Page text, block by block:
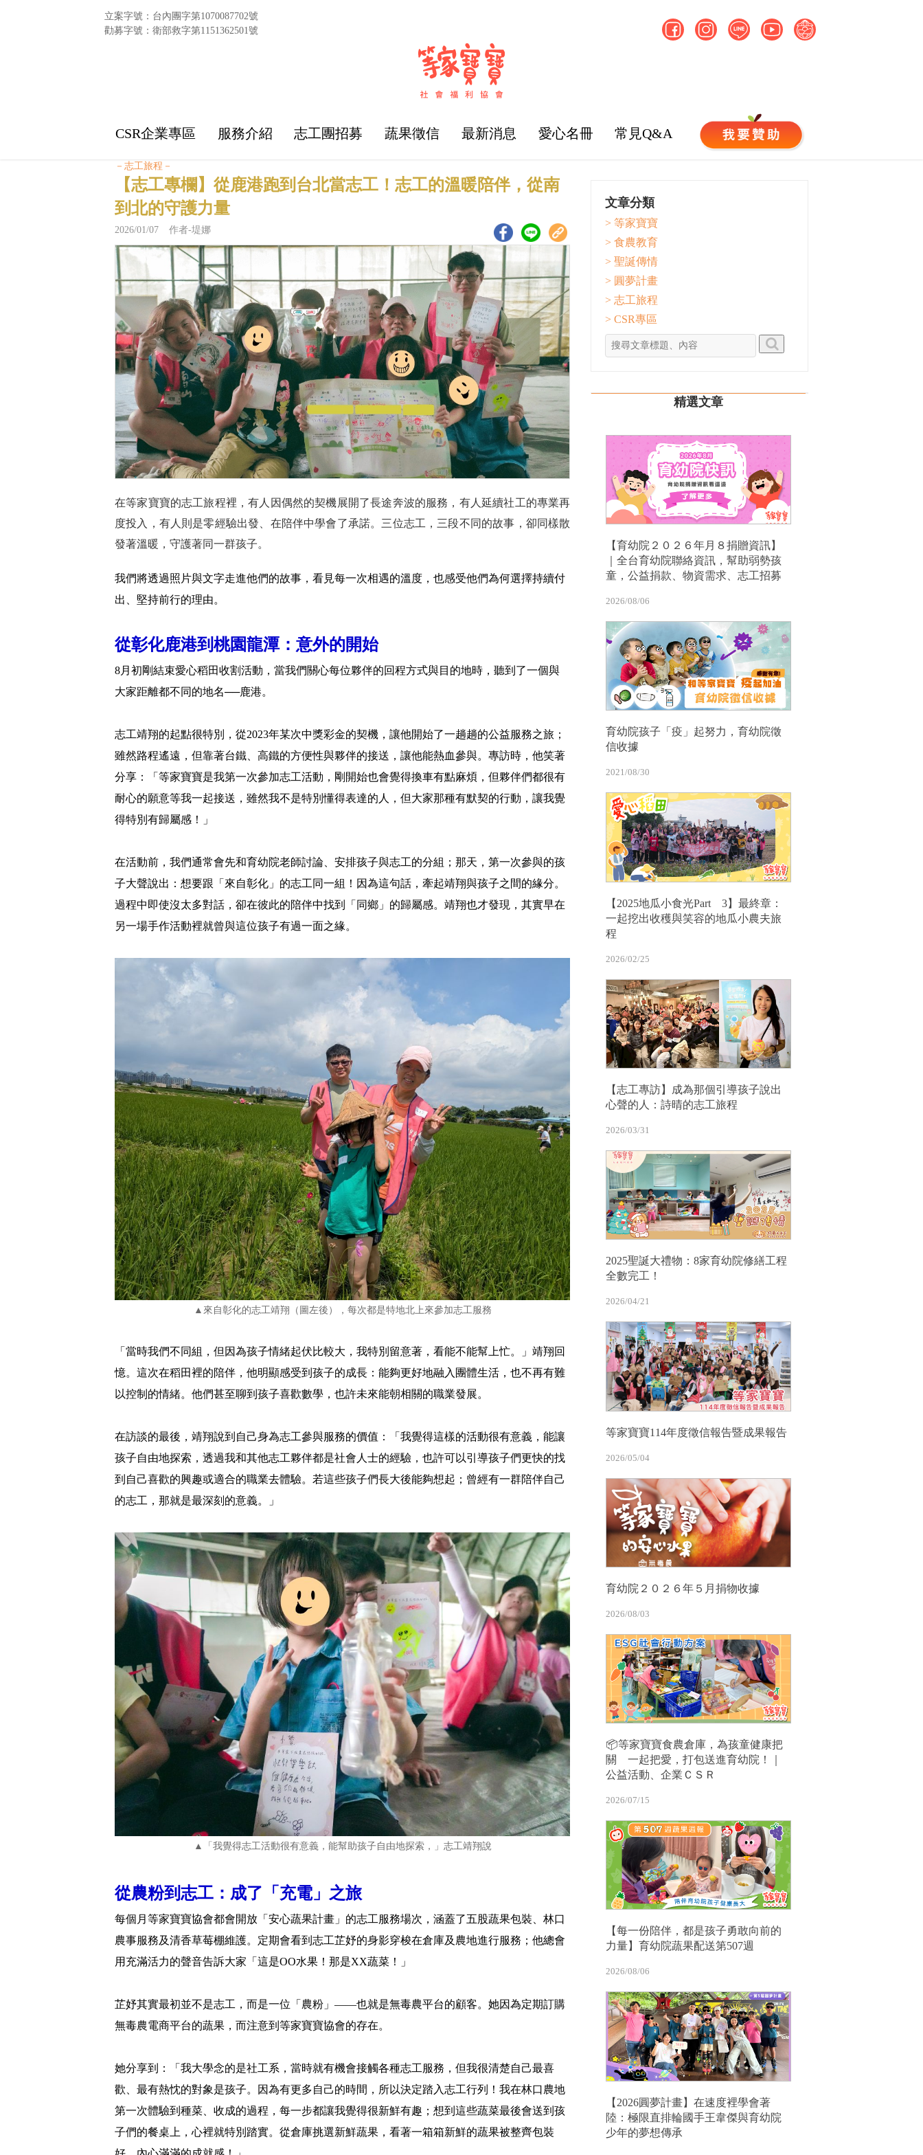
立案字號：台內團字第1070087702號
勸募字號：衛部救字第1151362501號
CSR企業專區 服務介紹 志工團招募 蔬果徵信 最新消息 愛心名冊 常見Q&A
－志工旅程－
【志工專欄】從鹿港跑到台北當志工！志工的溫暖陪伴，從南
到北的守護力量
2026/01/07 作者-堤娜
在等家寶寶的志工旅程裡，有人因偶然的契機展開了長途奔波的服務，有人延續社工的專業再
度投入，有人則是零經驗出發、在陪伴中學會了承諾。三位志工，三段不同的故事，卻同樣散
發著溫暖，守護著同一群孩子。
我們將透過照片與文字走進他們的故事，看見每一次相遇的溫度，也感受他們為何選擇持續付
出、堅持前行的理由。
從彰化鹿港到桃園龍潭：意外的開始
8月初剛結束愛心稻田收割活動，當我們關心每位夥伴的回程方式與目的地時，聽到了一個與
大家距離都不同的地名──鹿港。
志工靖翔的起點很特別，從2023年某次中獎彩金的契機，讓他開始了一趟趟的公益服務之旅；
雖然路程遙遠，但靠著台鐵、高鐵的方便性與夥伴的接送，讓他能熱血參與。專訪時，他笑著
分享：「等家寶寶是我第一次參加志工活動，剛開始也會覺得換車有點麻煩，但夥伴們都很有
耐心的願意等我一起接送，雖然我不是特別懂得表達的人，但大家那種有默契的行動，讓我覺
得特別有歸屬感！」
在活動前，我們通常會先和育幼院老師討論、安排孩子與志工的分組；那天，第一次參與的孩
子大聲說出：想要跟「來自彰化」的志工同一組！因為這句話，牽起靖翔與孩子之間的緣分。
過程中即使沒太多對話，卻在彼此的陪伴中找到「同鄉」的歸屬感。靖翔也才發現，其實早在
另一場手作活動裡就曾與這位孩子有過一面之緣。
▲來自彰化的志工靖翔（圖左後），每次都是特地北上來參加志工服務
「當時我們不同組，但因為孩子情緒起伏比較大，我特別留意著，看能不能幫上忙。」靖翔回
憶。這次在稻田裡的陪伴，他明顯感受到孩子的成長：能夠更好地融入團體生活，也不再有難
以控制的情緒。他們甚至聊到孩子喜歡數學，也許未來能朝相關的職業發展。
在訪談的最後，靖翔說到自己身為志工參與服務的價值：「我覺得這樣的活動很有意義，能讓
孩子自由地探索，透過我和其他志工夥伴都是社會人士的經驗，也許可以引導孩子們更快的找
到自己喜歡的興趣或適合的職業去體驗。若這些孩子們長大後能夠想起；曾經有一群陪伴自己
的志工，那就是最深刻的意義。」
▲「我覺得志工活動很有意義，能幫助孩子自由地探索，」志工靖翔說
從農粉到志工：成了「充電」之旅
每個月等家寶寶協會都會開放「安心蔬果計畫」的志工服務場次，涵蓋了五股蔬果包裝、林口
農事服務及清香草莓棚維護。定期會看到志工芷妤的身影穿梭在倉庫及農地進行服務；他總會
用充滿活力的聲音告訴大家「這是OO水果！那是XX蔬菜！」
芷妤其實最初並不是志工，而是一位「農粉」——也就是無毒農平台的顧客。她因為定期訂購
無毒農電商平台的蔬果，而注意到等家寶寶協會的存在。
她分享到：「我大學念的是社工系，當時就有機會接觸各種志工服務，但我很清楚自己最喜
歡、最有熱忱的對象是孩子。因為有更多自己的時間，所以決定踏入志工行列！我在林口農地
第一次體驗到種菜、收成的過程，每一步都讓我覺得很新鮮有趣；想到這些蔬菜最後會送到孩
子們的餐桌上，心裡就特別踏實。從倉庫挑選新鮮蔬果，看著一箱箱新鮮的蔬果被整齊包裝
文章分類
> 等家寶寶
> 食農教育
> 聖誕傳情
> 圓夢計畫
> 志工旅程
> CSR專區
精選文章
【育幼院２０２６年月８捐贈資訊】
｜全台育幼院聯絡資訊，幫助弱勢孩
童，公益捐款、物資需求、志工招募
2026/08/06
育幼院孩子「疫」起努力，育幼院徵
信收據
2021/08/30
【2025地瓜小食光Part 3】最終章：
一起挖出收穫與笑容的地瓜小農夫旅
程
2026/02/25
【志工專訪】成為那個引導孩子說出
心聲的人：詩晴的志工旅程
2026/03/31
2025聖誕大禮物：8家育幼院修繕工程
全數完工！
2026/04/21
等家寶寶114年度徵信報告暨成果報告
2026/05/04
育幼院２０２６年５月捐物收據
2026/08/03
📦等家寶寶食農倉庫，為孩童健康把
關 一起把愛，打包送進育幼院！｜
公益活動、企業ＣＳＲ
2026/07/15
【每一份陪伴，都是孩子勇敢向前的
力量】育幼院蔬果配送第507週
2026/08/06
【2026圓夢計畫】在速度裡學會著
陸：極限直排輪國手王韋傑與育幼院
少年的夢想傳承